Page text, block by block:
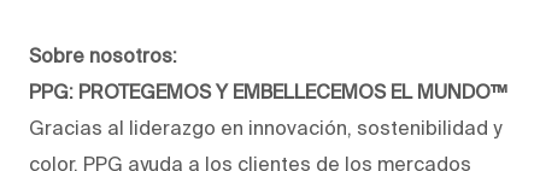
Sobre nosotros:
PPG: PROTEGEMOS Y EMBELLECEMOS EL MUNDO™
Gracias al liderazgo en innovación, sostenibilidad y
color, PPG ayuda a los clientes de los mercados